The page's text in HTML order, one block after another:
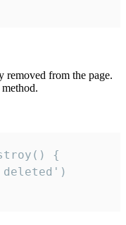
removed from the page.
{